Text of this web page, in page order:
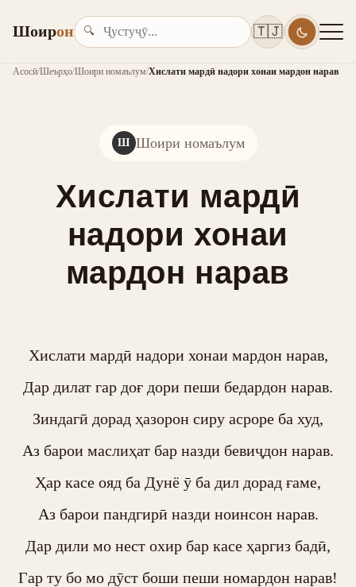
Шоирон 🔍 🇹🇯
Асосӣ/Шеърҳо/Шоири номаълум/Хислати мардӣ надори хонаи мардон нарав
Ш Шоири номаълум
Хислати мардӣ
надори хонаи
мардон нарав
Хислати мардӣ надори хонаи мардон нарав,
Дар дилат гар доғ дори пеши бедардон нарав.
Зиндагӣ дорад ҳазорон сиру асроре ба худ,
Аз барои маслиҳат бар назди бевиҷдон нарав.
Ҳар касе ояд ба Дунё ӯ ба дил дорад ғаме,
Аз барои пандгирӣ назди ноинсон нарав.
Дар дили мо нест охир бар касе ҳаргиз бадӣ,
Гар ту бо мо дӯст боши пеши номардон нарав!